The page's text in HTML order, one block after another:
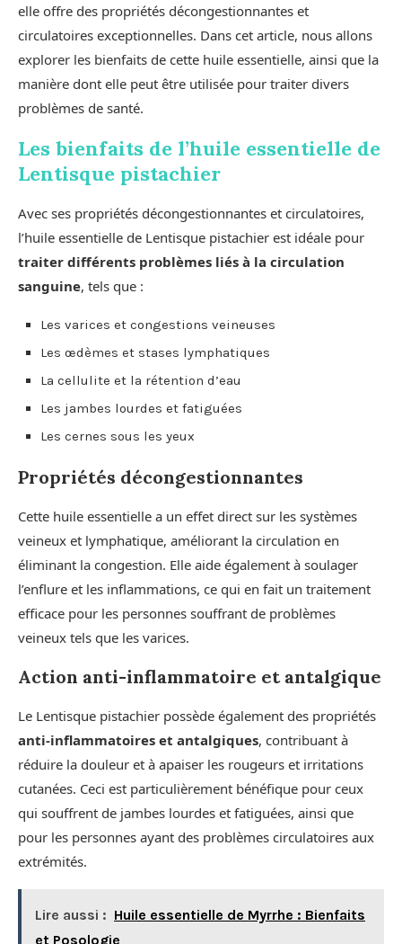
elle offre des propriétés décongestionnantes et
circulatoires exceptionnelles. Dans cet article, nous allons
explorer les bienfaits de cette huile essentielle, ainsi que la
manière dont elle peut être utilisée pour traiter divers
problèmes de santé.
Les bienfaits de l’huile essentielle de
Lentisque pistachier
Avec ses propriétés décongestionnantes et circulatoires,
l’huile essentielle de Lentisque pistachier est idéale pour
traiter différents problèmes liés à la circulation
sanguine, tels que :
Les varices et congestions veineuses
Les œdèmes et stases lymphatiques
La cellulite et la rétention d’eau
Les jambes lourdes et fatiguées
Les cernes sous les yeux
Propriétés décongestionnantes
Cette huile essentielle a un effet direct sur les systèmes
veineux et lymphatique, améliorant la circulation en
éliminant la congestion. Elle aide également à soulager
l’enflure et les inflammations, ce qui en fait un traitement
efficace pour les personnes souffrant de problèmes
veineux tels que les varices.
Action anti-inflammatoire et antalgique
Le Lentisque pistachier possède également des propriétés
anti-inflammatoires et antalgiques, contribuant à
réduire la douleur et à apaiser les rougeurs et irritations
cutanées. Ceci est particulièrement bénéfique pour ceux
qui souffrent de jambes lourdes et fatiguées, ainsi que
pour les personnes ayant des problèmes circulatoires aux
extrémités.
Lire aussi : Huile essentielle de Myrrhe : Bienfaits
et Posologie